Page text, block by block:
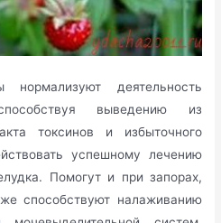
деятельность
выведению из
токсинов и избыточного
успешному лечению
Помогут и при запорах,
способствуют налаживанию